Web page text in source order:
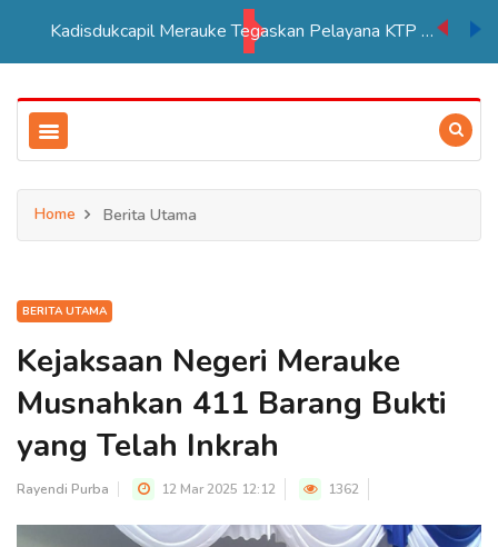
Kadisdukcapil Merauke Tegaskan Pelayana KTP Sesuai SOP
Home Berita Utama
BERITA UTAMA
Kejaksaan Negeri Merauke
Musnahkan 411 Barang Bukti
yang Telah Inkrah
Rayendi Purba 12 Mar 2025 12:12 1362